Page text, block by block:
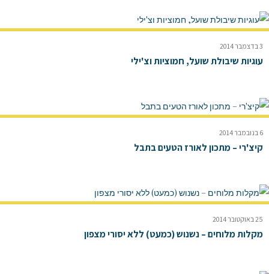
3 בדצמבר 2014
עוגיות שיבולת שועל, חמוציות וצ'ילי
6 בנובמבר 2014
קיצ'רי – מתכון לאורז הטעים בתבל
25 באוקטובר 2014
מקלות מלוחים – נשנוש (כמעט) ללא יסורי מצפון